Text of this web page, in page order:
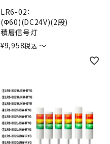
LR6-02：
(Φ60)(DC24V)(2段)
積層信号灯
¥9,958税込 〜